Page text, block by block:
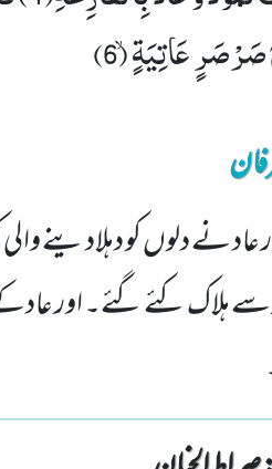
عَاتِیَةٍۙ (6)
عاد نے دلوں کو دہلادینے
سے ہلاک کئے گئے۔ اور